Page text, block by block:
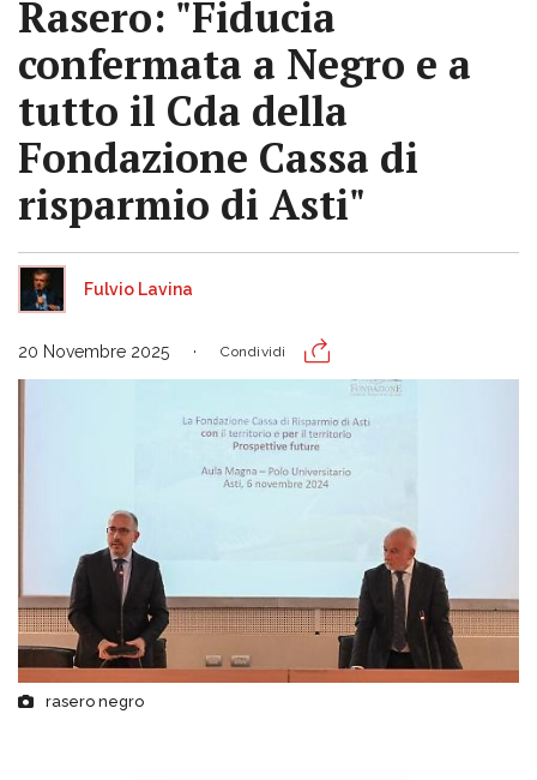
Rasero: "Fiducia
confermata a Negro e a
tutto il Cda della
Fondazione Cassa di
risparmio di Asti"
Fulvio Lavina
20 Novembre 2025 Condividi
rasero negro